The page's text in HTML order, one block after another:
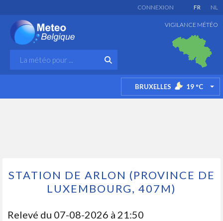
FR NL
CONNEXION
VIGILANCE MÉTÉO
BRUXELLES 19 °C
STATION DE ARLON (PROVINCE DE
LUXEMBOURG, 407M)
Relevé du 07-08-2026 à 21:50